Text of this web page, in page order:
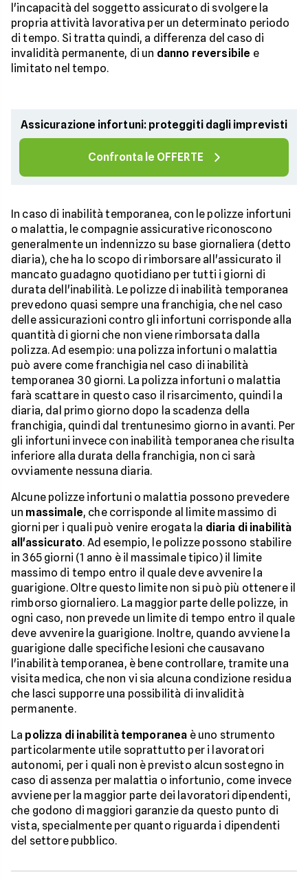
l'incapacità del soggetto assicurato di svolgere la
propria attività lavorativa per un determinato periodo
di tempo. Si tratta quindi, a differenza del caso di
invalidità permanente, di un danno reversibile e
limitato nel tempo.
Assicurazione infortuni: proteggiti dagli imprevisti
Confronta le OFFERTE
In caso di inabilità temporanea, con le polizze infortuni
o malattia, le compagnie assicurative riconoscono
generalmente un indennizzo su base giornaliera (detto
diaria), che ha lo scopo di rimborsare all'assicurato il
mancato guadagno quotidiano per tutti i giorni di
durata dell'inabilità. Le polizze di inabilità temporanea
prevedono quasi sempre una franchigia, che nel caso
delle assicurazioni contro gli infortuni corrisponde alla
quantità di giorni che non viene rimborsata dalla
polizza. Ad esempio: una polizza infortuni o malattia
può avere come franchigia nel caso di inabilità
temporanea 30 giorni. La polizza infortuni o malattia
farà scattare in questo caso il risarcimento, quindi la
diaria, dal primo giorno dopo la scadenza della
franchigia, quindi dal trentunesimo giorno in avanti. Per
gli infortuni invece con inabilità temporanea che risulta
inferiore alla durata della franchigia, non ci sarà
ovviamente nessuna diaria.
Alcune polizze infortuni o malattia possono prevedere
un massimale, che corrisponde al limite massimo di
giorni per i quali può venire erogata la diaria di inabilità
all'assicurato. Ad esempio, le polizze possono stabilire
in 365 giorni (1 anno è il massimale tipico) il limite
massimo di tempo entro il quale deve avvenire la
guarigione. Oltre questo limite non si può più ottenere il
rimborso giornaliero. La maggior parte delle polizze, in
ogni caso, non prevede un limite di tempo entro il quale
deve avvenire la guarigione. Inoltre, quando avviene la
guarigione dalle specifiche lesioni che causavano
l'inabilità temporanea, è bene controllare, tramite una
visita medica, che non vi sia alcuna condizione residua
che lasci supporre una possibilità di invalidità
permanente.
La polizza di inabilità temporanea è uno strumento
particolarmente utile soprattutto per i lavoratori
autonomi, per i quali non è previsto alcun sostegno in
caso di assenza per malattia o infortunio, come invece
avviene per la maggior parte dei lavoratori dipendenti,
che godono di maggiori garanzie da questo punto di
vista, specialmente per quanto riguarda i dipendenti
del settore pubblico.